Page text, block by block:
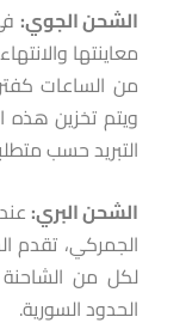
الشحن الجوي:
معاينتها
من الساعات
ويتم تخزين هذه
التبريد حسب
الشحن البري:
الجمركي، تقدم
لكل من
الحدود السورية.